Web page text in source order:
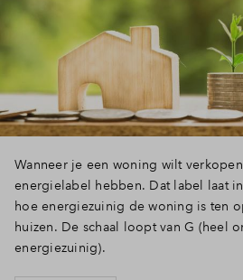
Wanneer je een woning wilt
energielabel hebben. Dat label laat
hoe energiezuinig de woning is ten
huizen. De schaal loopt van G (heel
energiezuinig).